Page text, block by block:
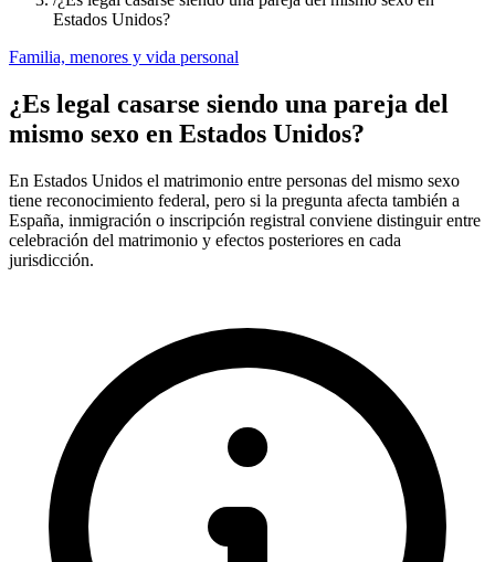
Estados Unidos?
Familia, menores y vida personal
¿Es legal casarse siendo una pareja del
mismo sexo en Estados Unidos?
En Estados Unidos el matrimonio entre personas del mismo sexo
tiene reconocimiento federal, pero si la pregunta afecta también a
España, inmigración o inscripción registral conviene distinguir entre
celebración del matrimonio y efectos posteriores en cada
jurisdicción.